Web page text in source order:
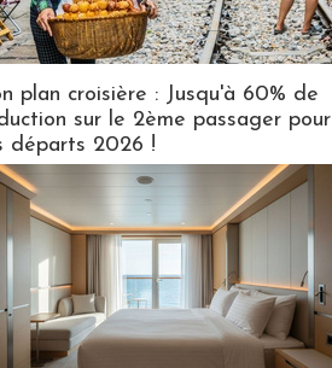
plan croisière : Jusqu'à 60% de
sur le 2ème passager pour
départs 2026 !